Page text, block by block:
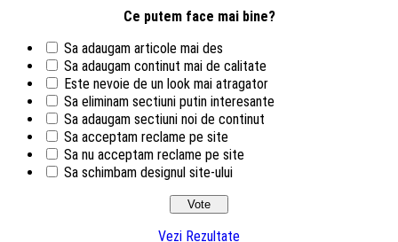
Ce putem face mai bine?
Sa adaugam articole mai des
Sa adaugam continut mai de calitate
Este nevoie de un look mai atragator
Sa eliminam sectiuni putin interesante
Sa adaugam sectiuni noi de continut
Sa acceptam reclame pe site
Sa nu acceptam reclame pe site
Sa schimbam designul site-ului
Vezi Rezultate